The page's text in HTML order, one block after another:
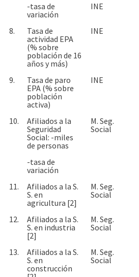
-tasa de
variación
INE
8.
Tasa de
actividad EPA
(% sobre
población de 16
años y más)
INE
9.
Tasa de paro
EPA (% sobre
población
activa)
INE
10.
Afiliados a la
Seguridad
Social: -miles
de personas
M. Seg.
Social
-tasa de
variación
11.
Afiliados a la S.
S. en
agricultura [2]
M. Seg.
Social
12.
Afiliados a la S.
S. en industria
[2]
M. Seg.
Social
13.
Afiliados a la S.
S. en
construcción
M. Seg.
Social